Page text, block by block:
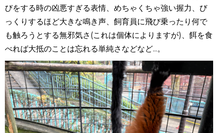
びをする時の凶悪すぎる表情、めちゃくちゃ強い握力、び
っくりするほど大きな鳴き声、飼育員に飛び乗ったり何で
も触ろうとする無邪気さ (これは個体によりますが) 、餌を食
べれば大抵のことは忘れる単純さなどなど...。